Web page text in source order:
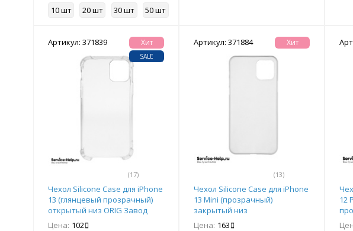
10 шт
20 шт 30 шт 50 шт
Артикул: 371839
(17)
Хит
SALE
Чехол Silicone Case для iPhone
13 (глянцевый прозрачный)
открытый низ ORIG Завод
Цена: 102
Артикул: 371884
(13)
Хит
Чехол Silicone Case для iPhone
13 Mini (прозрачный)
закрытый низ
Цена: 163
12